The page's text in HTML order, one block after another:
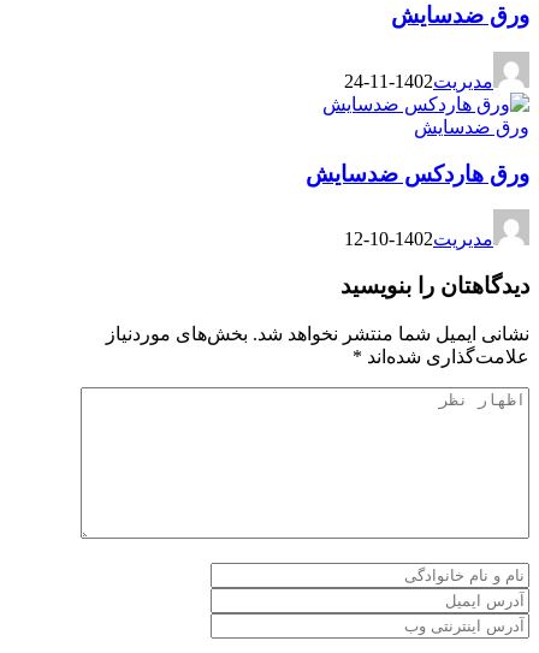
ورق ضدسایش
مدیریت1402-11-24
ورق ضدسایش
ورق هاردکس ضدسایش
مدیریت1402-10-12
دیدگاهتان را بنویسید
نشانی ایمیل شما منتشر نخواهد شد. بخش‌های موردنیاز
علامت‌گذاری شده‌اند *